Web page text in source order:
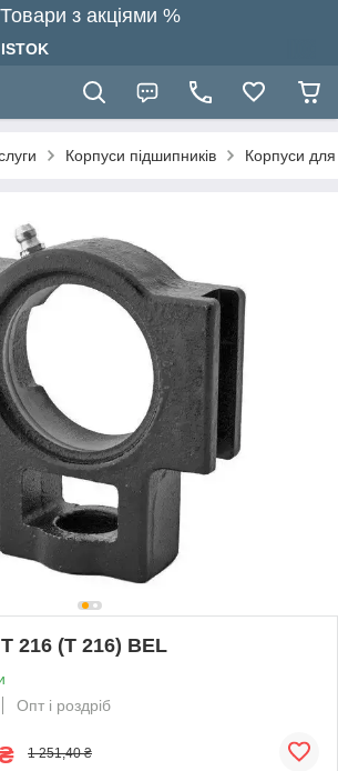
Товари з акціями %
Корпуси підшипників Корпуси для
216 (T 216) BEL
Опт і роздріб
1 251,40 ₴